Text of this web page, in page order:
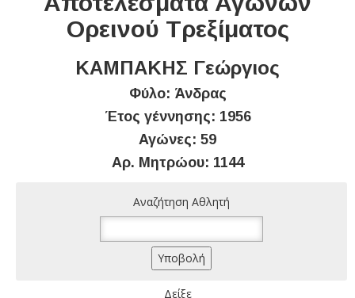
Ορεινού Τρεξίματος
ΚΑΜΠΑΚΗΣ Γεώργιος
Φύλο: Άνδρας
Έτος γέννησης: 1956
Αγώνες: 59
Αρ. Μητρώου: 1144
Αναζήτηση Αθλητή
Δείξε